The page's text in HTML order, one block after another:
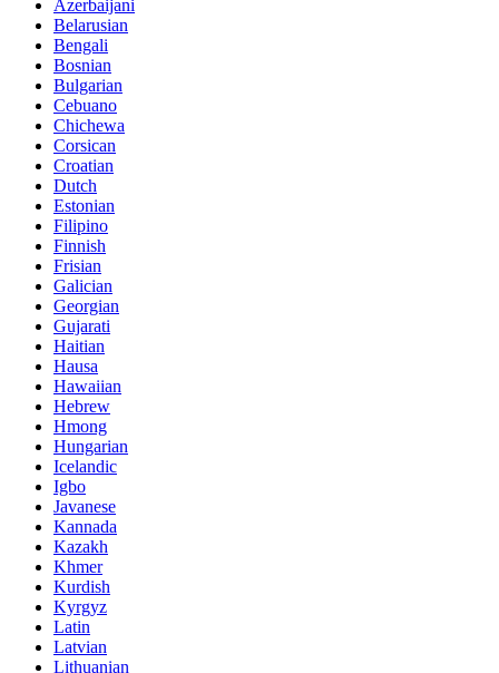
Azerbaijani
Belarusian
Bengali
Bosnian
Bulgarian
Cebuano
Chichewa
Corsican
Croatian
Dutch
Estonian
Filipino
Finnish
Frisian
Galician
Georgian
Gujarati
Haitian
Hausa
Hawaiian
Hebrew
Hmong
Hungarian
Icelandic
Igbo
Javanese
Kannada
Kazakh
Khmer
Kurdish
Kyrgyz
Latin
Latvian
Lithuanian